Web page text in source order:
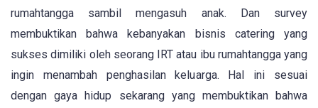
rumahtangga sambil mengasuh anak. Dan survey
membuktikan bahwa kebanyakan bisnis catering yang
sukses dimiliki oleh seorang IRT atau ibu rumahtangga yang
ingin menambah penghasilan keluarga. Hal ini sesuai
dengan gaya hidup sekarang yang membuktikan bahwa